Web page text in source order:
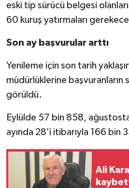
eski tip sürücü belgesi
60 kuruş yatırmaları
Son ay başvurular arttı
Yenileme için son tarih
müdürlüklerine başvuranların
görüldü.
Eylülde 57 bin 858,
ayında 28'i itibarıyla 166 bin
Ali